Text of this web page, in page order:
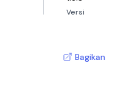
Versi
Bagikan